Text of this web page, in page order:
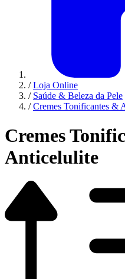
/ Loja Online
/ Saúde & Beleza da Pele
/ Cremes Tonificantes &
Cremes
Anticelulite